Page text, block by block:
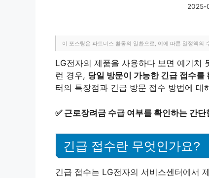
2025-
이 포스팅은 파트너스 활동의 일환으로, 이에 따른 일정액의
LG전자의 제품을 사용하다 보면 예기치
런 경우, 당일 방문이 가능한 긴급 접수
터의 특장점과 긴급 방문 접수 방법에 대
✅ 근로장려금 수급 여부를 확인하는 간
긴급 접수란 무엇인가요?
긴급 접수는 LG전자의 서비스센터에서